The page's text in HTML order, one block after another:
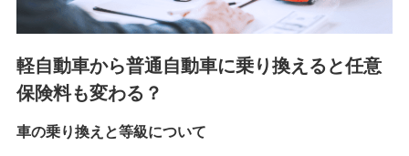
(https://www.jishin.co.jp/)
スマートプラス少額短期保険株式会社
チューリッヒ少額短期保険株式会社
(https://www.zurichssi.co.jp/)
(https://www.tokiomarine-x.co.jp/)
軽自動車から普通自動車に乗り換えると任意
保険料も変わる？
車の乗り換えと等級について